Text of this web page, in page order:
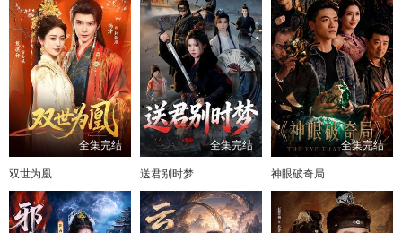
全集完结
双世为凰
全集完结
送君别时梦
全集完结
神眼破奇局